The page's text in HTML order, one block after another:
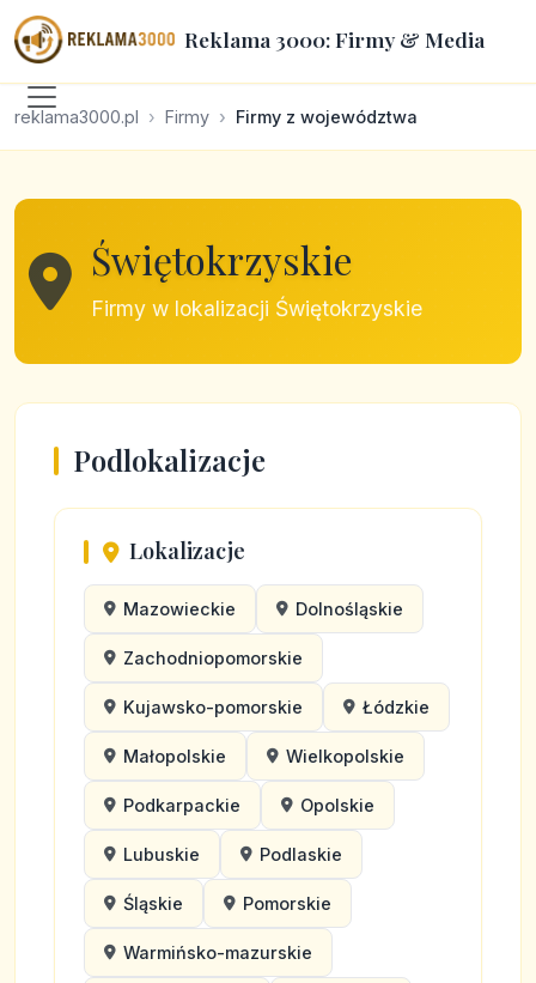
Reklama 3000: Firmy & Media
reklama3000.pl Firmy Firmy z województwa
Świętokrzyskie
Firmy w lokalizacji Świętokrzyskie
Podlokalizacje
Lokalizacje
Mazowieckie Dolnośląskie
Zachodniopomorskie
Kujawsko-pomorskie Łódzkie
Małopolskie Wielkopolskie
Podkarpackie Opolskie
Lubuskie Podlaskie
Śląskie Pomorskie
Warmińsko-mazurskie